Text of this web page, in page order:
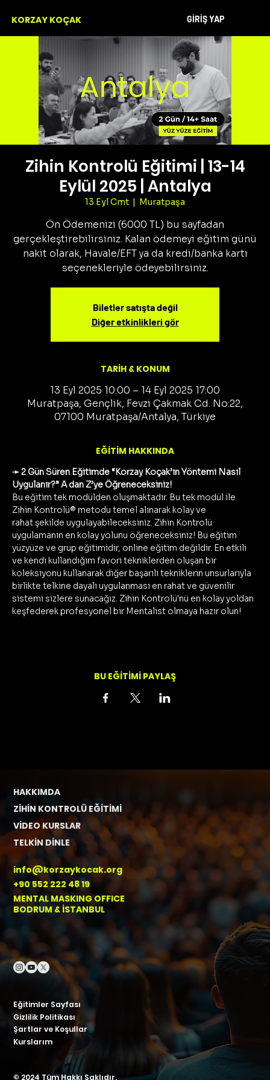
KORZAY KOÇAK GİRİŞ YAP
Zihin Kontrolü Eğitimi | 13-14
Eylül 2025 | Antalya
13 Eyl Cmt
  |
Muratpaşa
Ön Ödemenizi (6000 TL) bu sayfadan
gerçekleştirebilirsiniz. Kalan ödemeyi eğitim günü
nakit olarak, Havale/EFT ya da kredi/banka kartı
seçenekleriyle ödeyebilirsiniz.
Biletler satışta değil
Diğer etkinlikleri gör
TARİH & KONUM
13 Eyl 2025 10:00 – 14 Eyl 2025 17:00
Muratpaşa, Gençlik, Fevzi Çakmak Cd. No:22,
07100 Muratpaşa/Antalya, Türkiye
EĞİTİM HAKKINDA
➛ 2 Gün Süren Eğitimde “Korzay Koçak’ın Yöntemi Nasıl
Uygulanır?” A dan Z’ye Öğreneceksiniz!
Bu eğitim tek modülden oluşmaktadır. Bu tek modül ile
Zihin Kontrolü® metodu temel alınarak kolay ve
rahat şekilde uygulayabileceksiniz. Zihin Kontrolü
uygulamanın en kolay yolunu öğreneceksiniz! Bu eğitim
yüzyüze ve grup eğitimidir, online eğitim değildir. En etkili
ve kendi kullandığım favori tekniklerden oluşan bir
koleksiyonu kullanarak diğer başarılı tekniklerin unsurlarıyla
birlikte telkine dayalı uygulanması en rahat ve güvenilir
sistemi sizlere sunacağız. Zihin Kontrolü'nü en kolay yoldan
keşfederek profesyonel bir Mentalist olmaya hazır olun!
BU EĞİTİMİ PAYLAŞ
HAKKIMDA
ZİHİN KONTROLÜ EĞİTİMİ
VİDEO KURSLAR
TELKİN DİNLE
info@korzaykocak.org
+90 552 222 48 19
MENTAL MASKING OFFICE
BODRUM & İSTANBUL
Eğitimler Sayfası
Gizlilik Politikası
Şartlar ve Koşullar
Kurslarım
© 2024 Tüm Hakkı Saklıdır.